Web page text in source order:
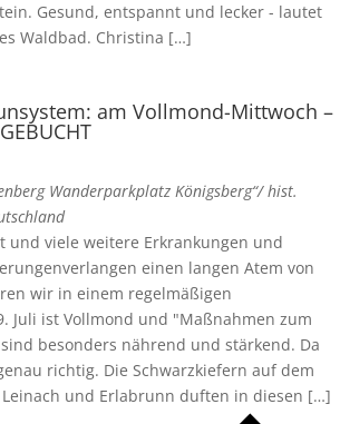
Gesund, entspannt und lecker - lautet
Waldbad. Christina […]
am Vollmond-Mittwoch –
Wanderparkplatz Königsberg“/ hist.
und viele weitere Erkrankungen und
einen langen Atem von
wir in einem regelmäßigen
Juli ist Vollmond und "Maßnahmen zum
besonders nährend und stärkend. Da
richtig. Die Schwarzkiefern auf dem
Leinach und Erlabrunn duften in diesen […]